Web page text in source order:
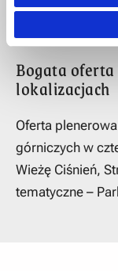
Bogata
lokalizacjach
Oferta
górniczych w
Wieżę Ciśnień,
tematyczne –